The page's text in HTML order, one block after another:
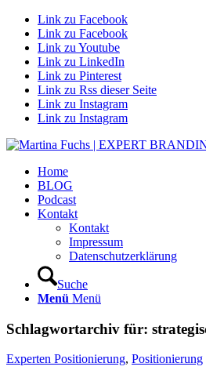
Link zu Facebook
Link zu Facebook
Link zu Youtube
Link zu LinkedIn
Link zu Pinterest
Link zu Rss dieser Seite
Link zu Instagram
Link zu Instagram
Home
BLOG
Podcast
Kontakt
Kontakt
Impressum
Datenschutzerklärung
Suche
Menü Menü
Schlagwortarchiv für:
Experten Positionierung, Positionierung